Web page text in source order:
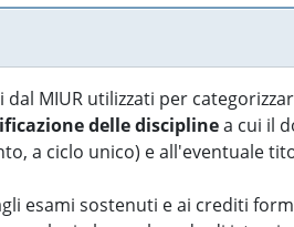
MIUR utilizzati per
delle disciplinea cui il
a ciclo unico) e all'eventuale
esami sostenuti e ai crediti